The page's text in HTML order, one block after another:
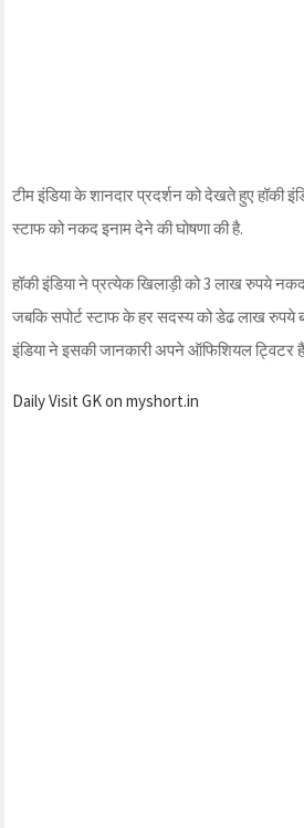
टीम इंडिया के शानदार प्रदर्शन को देखते हुए हॉकी
स्टाफ को नकद इनाम देने की घोषणा की है.
हॉकी इंडिया ने प्रत्येक खिलाड़ी को 3 लाख रुपये
जबकि सपोर्ट स्टाफ के हर सदस्य को डेढ लाख रुपये
इंडिया ने इसकी जानकारी अपने ऑफिशियल ट्विटर
Daily Visit GK on myshort.in